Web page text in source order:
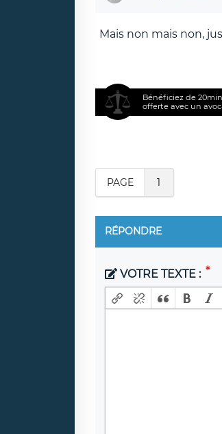
Mais non mais non,
Bénéficiez de
offerte avec un
PAGE 1
RÉPONDRE
VOTRE TEXTE :